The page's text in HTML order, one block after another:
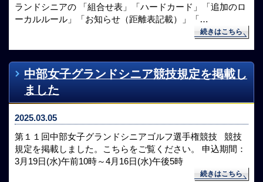
ランドシニアの 「組合せ表」「ハードカード」「追加のロ
ーカルルール」「お知らせ（距離表記載）」「…
続きはこちら
中部女子グランドシニア競技規定を掲載し
ました
2025.03.05
第１１回中部女子グランドシニアゴルフ選手権競技 競技
規定を掲載しました。こちらをご覧ください。 申込期間：
3月19日(水)午前10時～4月16日(水)午後5時
続きはこちら